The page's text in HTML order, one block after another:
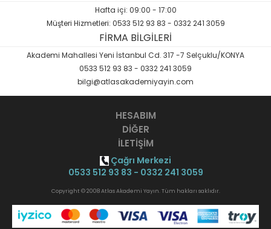
Hafta içi: 09:00 - 17:00
Müşteri Hizmetleri: 0533 512 93 83 - 0332 241 3059
FİRMA BİLGİLERİ
Akademi Mahallesi Yeni İstanbul Cd. 317 -7 Selçuklu/KONYA
0533 512 93 83 - 0332 241 3059
bilgi@atlasakademiyayin.com
HESABIM
DİĞER
İLETİŞİM
Çağrı Merkezi
0533 512 93 83 - 0332 241 3059
Copyright © 2008 Atlas Akademi Yayın. Tüm hakları saklıdır.